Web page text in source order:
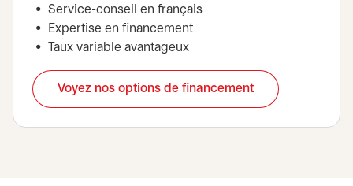
Service-conseil en français
Expertise en financement
Taux variable avantageux
Voyez nos options de financement